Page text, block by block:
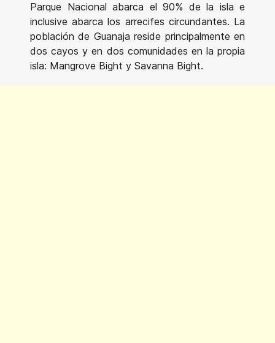
Parque Nacional abarca el 90% de la isla e
inclusive abarca los arrecifes circundantes. La
población de Guanaja reside principalmente en
dos cayos y en dos comunidades en la propia
isla: Mangrove Bight y Savanna Bight.